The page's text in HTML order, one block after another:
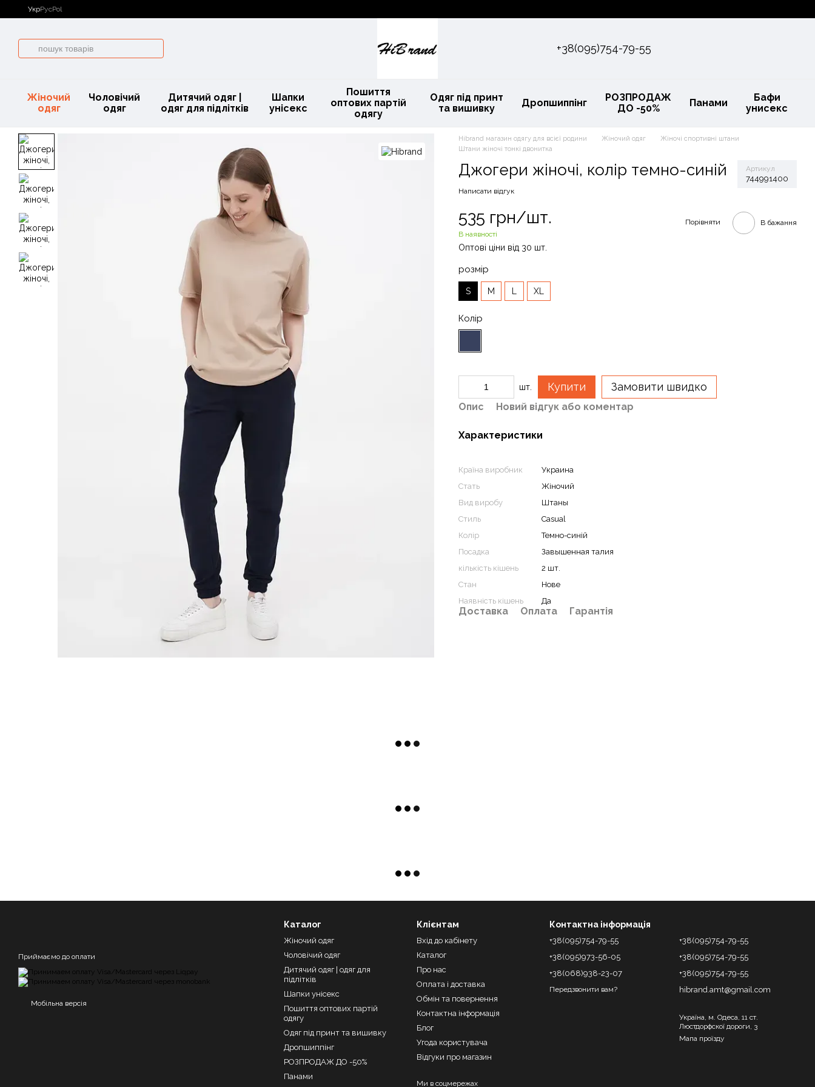
Перейти до основного контенту
УкрРусPol
+38(095)754-79-55
Жіночий
одяг
Чоловічий
одяг
Дитячий одяг |
одяг для підлітків
Шапки
унісекс
Пошиття
оптових партій
одягу
Одяг під принт
та вишивку
Дропшиппінг
РОЗПРОДАЖ
ДО -50%
Панами
Бафи
унисекс
Hibrand магазин одягу для всієї родини Жіночий одяг
Жіночі спортивні штани
Штани жіночі тонкі двонитка
Джогери жіночі, колір темно-синій Артикул
744991400
Написати відгук
535 грн/шт.
В наявності
Порівняти В бажання
Оптові ціни від 30 шт.
розмір
S M XL
Колір
шт. Купити Замовити швидко
Опис Новий відгук або коментар
Характеристики
Країна виробник
Украина
Стать
Жіночий
Вид виробу
Штаны
Стиль
Casual
Колір
Темно-синій
Посадка
Завышенная талия
кількість кішень
2 шт.
Стан
Нове
Наявність кішень
Да
Доставка Оплата Гарантія
Приймаємо до оплати
Мобільна версія
Каталог
Жіночий одяг
Чоловічий одяг
Дитячий одяг | одяг для
підлітків
Шапки унісекс
Пошиття оптових партій
одягу
Одяг під принт та вишивку
Дропшиппінг
РОЗПРОДАЖ ДО -50%
Панами
Клієнтам
Вхід до кабінету
Каталог
Про нас
Оплата і доставка
Обмін та повернення
Контактна інформація
Блог
Угода користувача
Відгуки про магазин
Ми в соцмережах
Контактна інформація
+38(095)754-79-55
+38(095)973-56-05
+38(068)938-23-07
Передзвонити вам?
+38(095)754-79-55
+38(095)754-79-55
+38(095)754-79-55
hibrand.amt@gmail.com
Україна, м. Одеса, 11 ст.
Люстдорфскої дороги, 3
Мапа проїзду